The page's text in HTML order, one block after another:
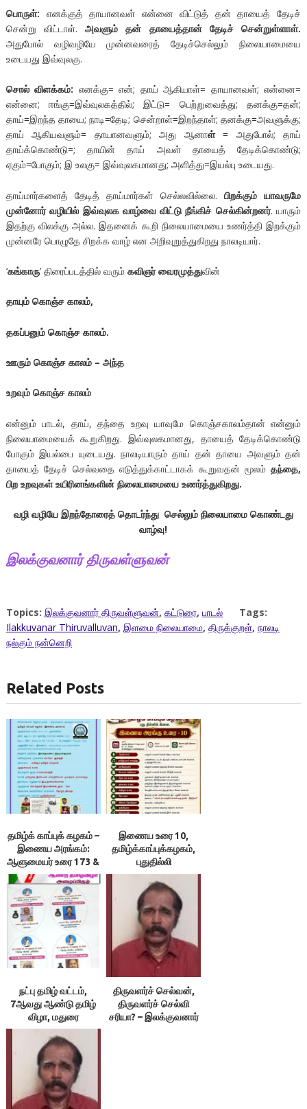
பொருள்: எனக்குத் தாயானவள் என்னை விட்டுத் தன் தாயைத் தேடிச்
சென்று விட்டாள்.அவளும் தன் தாயைத்தான் தேடிச் சென்றுள்ளாள்.
அதுபோல் வழிவழியே முன்னவரைத் தேடிச்செல்லும் நிலையாமையை
உடையது இவ்வுலகு.
சொல் விளக்கம்: எனக்கு= என்; தாய் ஆகியாள்= தாயானவள்; என்னை=
என்னை; ஈங்கு=இவ்வுலகத்தில்; இட்டு= பெற்றுவைத்து; தனக்கு=தன்;
தாய்=இறந்த தாயை; நாடி=தேடி; சென்றாள்=இறந்தாள்; தனக்கு=அவளுக்கு;
தாய் ஆகியவளும்= தாயானவளும்; அது ஆனாள்
= அதுபோல்; தாய்
தாய்க்கொண்டு=; தாயின் தாய் அவள் தாயைத் தேடிக்கொண்டு;
ஏகும்=போகும்; இ உலகு= இவ்வுலகமானது; அளித்து=இயல்பு உடையது.
தாய்மார்களைத் தேடித் தாய்மார்கள் செல்லவில்லை. பிறக்கும் யாவருமே
முன்னோர் வழியில் இவ்வுலக வாழ்வை விட்டு நீங்கிச் செல்கின்றனர். யாரும்
இதற்கு விலக்கு அல்ல. இதனைக் கூறி நிலையாமையை உணர்த்தி இறக்கும்
முன்னரே பொழுதே சிறக்க வாழ் என அறிவுறுத்துகிறது நாலடியார்.
‘கங்காரு’ திரைப்படத்தில் வரும் கவிஞர் வைரமுத்துவின்
தாயும் கொஞ்ச காலம்,
தகப்பனும் கொஞ்ச காலம்.
ஊரும் கொஞ்ச காலம் – அந்த
உறவும் கொஞ்ச காலம்
என்னும் பாடல், தாய், தந்தை உறவு யாவுமே கொஞ்சகாலம்தான் என்னும்
நிலையாமையைக் கூறுகிறது. இவ்வுலகமானது, தாயைத் தேடிக்கொண்டு
போகும் இயல்பை யுடையது. நாலடியாரும் தாய் தன் தாயை அவளும் தன்
தாயைத் தேடிச் செல்வதை எடுத்துக்காட்டாகக் கூறுவதன் மூலம்தந்தை,
பிற உறவுகள் உயிரினங்களின் நிலையாமையை உணர்த்துகிறது.
வழி வழியே இறந்தோரைத் தொடர்ந்து செல்லும் நிலையாமை கொண்டது
வாழ்வு!
இலக்குவனார்திருவள்ளுவன்
Topics: இலக்குவனார் திருவள்ளுவன், கட்டுரை, பாடல்
Tags:
Ilakkuvanar Thiruvalluvan, இளமை நிலையாமை, திருக்குறள், நாலடி
நல்கும் நன்னெறி
Related Posts
தமிழ்க் காப்புக் கழகம் –
இணைய அரங்கம்:
ஆளுமையர் உரை 173 &
174 ; நூலரங்கம்
இணைய உரை 10,
தமிழ்க்காப்புக்கழகம்,
புதுதில்லி
நட்பு தமிழ் வட்டம்,
7ஆவது ஆண்டு தமிழ்
விழா, மதுரை
திருவளர்ச் செல்வன்,
திருவளர்ச் செல்வி
சரியா? – இலக்குவனார்